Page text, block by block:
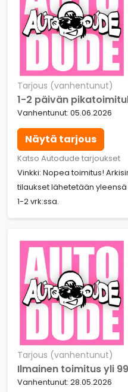
Tarjous (vanhentunut)
1-2 päivän
Vanhentunut: 05.06.2026
Näytä tarjous
Katso Autodude tarjoukset
Vinkki: Nopea toimitus!
tilaukset lähetetään
1-2 vrk:ssa.
Tarjous (vanhentunut)
Ilmainen toimitus yli
Vanhentunut: 28.05.2026